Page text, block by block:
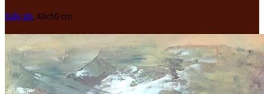
Giấy dó, 40x50 cm